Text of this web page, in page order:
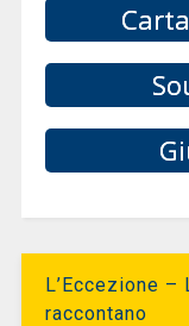
L’Eccezione –
raccontano